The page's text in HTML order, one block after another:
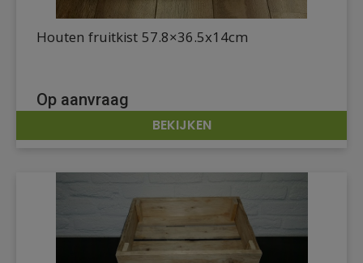
DETAILS
Houten fruitkist 57.8×36.5x14cm
Op aanvraag
BEKIJKEN